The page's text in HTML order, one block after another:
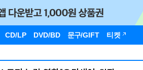
CD/LP DVD/BD 문구/GIFT 티켓